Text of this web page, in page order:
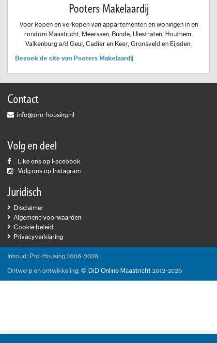
Pooters Makelaardij
Voor kopen en verkopen van appartementen en woningen in en
rondom Maastricht, Meerssen, Bunde, Ulestraten, Houthem,
Valkenburg a/d Geul, Cadier en Keer, Gronsveld en Eijsden.
Bezoek de site van Pooters Makelaardij
Contact
info@pro-housing.nl
Volg en deel
Like ons op Facebook
Volg ons op Instagram
Juridisch
Disclaimer
Algemene voorwaarden
Cookie beleid
Privacyverklaring
Inhoud: Pro-Housing 2006-2026
Ontwerp en ontwikkeling: © DiD Online Maastricht 2012-2026